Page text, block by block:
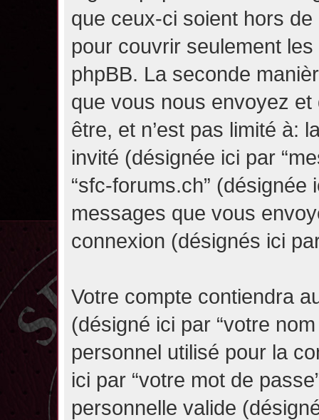
que ceux-ci soient hors
pour couvrir seulement
phpBB. La seconde
que vous nous envoyez
être, et n’est pas limité à:
invité (désignée ici par
“sfc-forums.ch” (désignée
messages que vous
connexion (désignés ici
Votre compte contiendra
(désigné ici par “votre
personnel utilisé pour la
ici par “votre mot de
personnelle valide